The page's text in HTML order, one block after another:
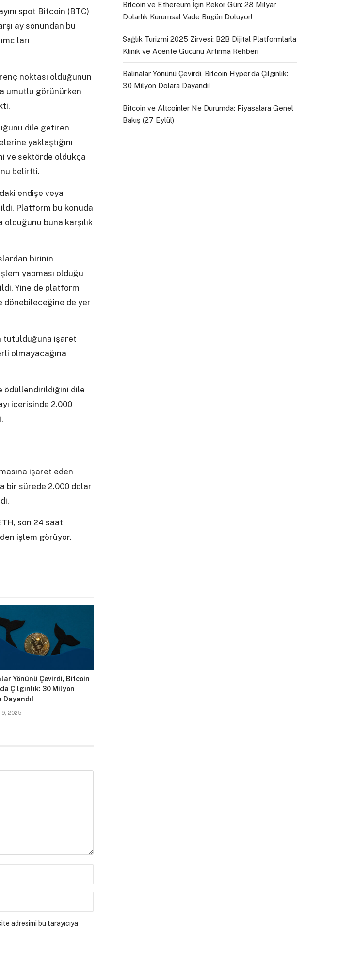
spot Bitcoin (BTC)
ay sonundan bu
noktası olduğunun
umutlu görünürken
dile getiren
yaklaştığını
ve sektörde oldukça
belirtti.
endişe veya
Platform bu konuda
olduğunu buna karşılık
birinin
yapması olduğu
Yine de platform
dönebileceğine de yer
tutulduğuna işaret
olmayacağına
ödüllendirildiğini dile
içerisinde 2.000
işaret eden
bir sürede 2.000 dolar
son 24 saat
işlem görüyor.
Yönünü Çevirdi, Bitcoin
Çılgınlık: 30 Milyon
Dayandı!
9, 2025
adresimi bu tarayıcıya
Bitcoin ve Ethereum İçin Rekor Gün: 28 Milyar
Dolarlık Kurumsal Vade Bugün Doluyor!
Sağlık Turizmi 2025 Zirvesi: B2B Dijital Platformlarla
Klinik ve Acente Gücünü Artırma Rehberi
Balinalar Yönünü Çevirdi, Bitcoin Hyper’da Çılgınlık:
30 Milyon Dolara Dayandı!
Bitcoin ve Altcoinler Ne Durumda: Piyasalara Genel
Bakış (27 Eylül)